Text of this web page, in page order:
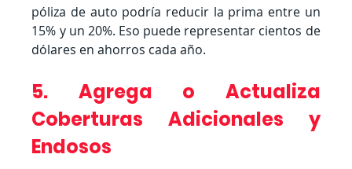
póliza de auto podría reducir la prima entre un
15% y un 20%. Eso puede representar cientos de
dólares en ahorros cada año.
5. Agrega o Actualiza
Coberturas Adicionales y
Endosos